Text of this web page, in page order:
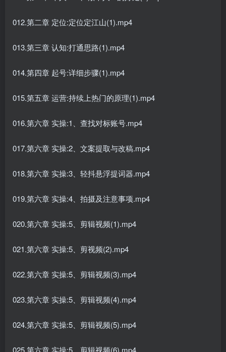
012.第二章 定位:定位定江山(1).mp4
013.第三章 认知:打通思路(1).mp4
014.第四章 起号:详细步骤(1).mp4
015.第五章 运营:持续上热门的原理(1).mp4
016.第六章 实操:1、查找对标账号.mp4
017.第六章 实操:2、文案提取与改稿.mp4
018.第六章 实操:3、轻抖悬浮提词器.mp4
019.第六章 实操:4、拍摄及注意事项.mp4
020.第六章 实操:5、剪辑视频(1).mp4
021.第六章 实操:5、剪视频(2).mp4
022.第六章 实操:5、剪辑视频(3).mp4
023.第六章 实操:5、剪辑视频(4).mp4
024.第六章 实操:5、剪辑视频(5).mp4
025.第六章 实操:5、剪辑视频(6).mp4